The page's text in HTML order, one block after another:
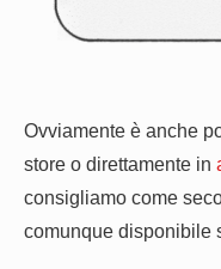
Ovviamente è anche
store o direttamente in
consigliamo come
comunque disponibile